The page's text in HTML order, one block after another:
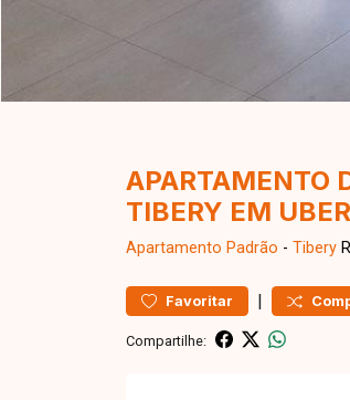
APARTAMENTO
TIBERY EM
Apartamento Padrão - Tibery
Favoritar |
Compartilhe: